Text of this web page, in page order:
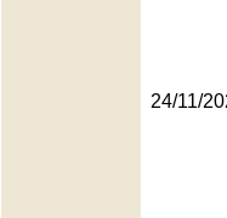
24/11/